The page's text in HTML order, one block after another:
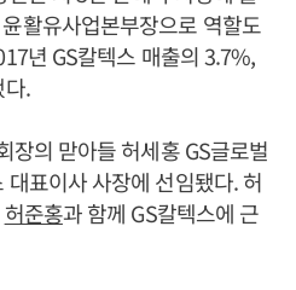
활유사업본부장으로 역할도
년 GS칼텍스 매출의 3.7%,
.
장의 맏아들 허세홍 GS글로벌
표이사 사장에 선임됐다. 허
허준홍과 함께 GS칼텍스에 근